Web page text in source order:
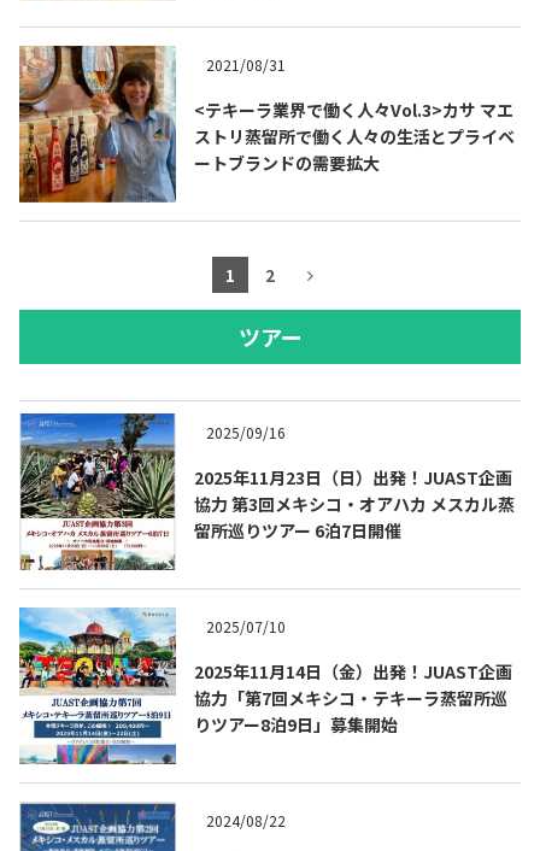
2021/08/31
<テキーラ業界で働く人々Vol.3>カサ マエ
ストリ蒸留所で働く人々の生活とプライベ
ートブランドの需要拡大
1 2
ツアー
2025/09/16
2025年11月23日（日）出発！JUAST企画
協力 第3回メキシコ・オアハカ メスカル蒸
留所巡りツアー 6泊7日開催
2025/07/10
2025年11月14日（金）出発！JUAST企画
協力「第7回メキシコ・テキーラ蒸留所巡
りツアー8泊9日」募集開始
2024/08/22